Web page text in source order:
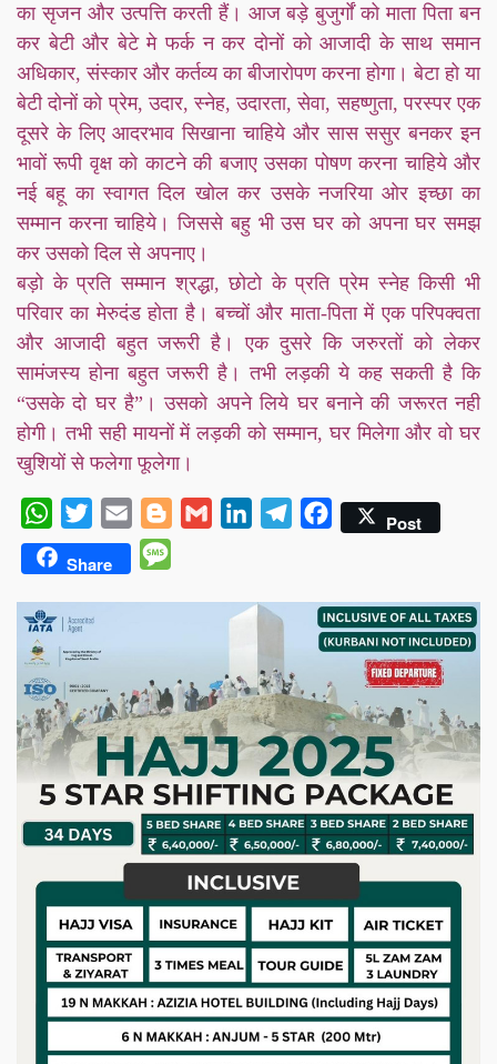
का सृजन और उत्पत्ति करती हैं। आज बड़े बुजुर्गों को माता पिता बन
कर बेटी और बेटे मे फर्क न कर दोनों को आजादी के साथ समान
अधिकार, संस्कार और कर्तव्य का बीजारोपण करना होगा। बेटा हो या
बेटी दोनों को प्रेम, उदार, स्नेह, उदारता, सेवा, सहष्णुता, परस्पर एक
दूसरे के लिए आदरभाव सिखाना चाहिये और सास ससुर बनकर इन
भावों रूपी वृक्ष को काटने की बजाए उसका पोषण करना चाहिये और
नई बहू का स्वागत दिल खोल कर उसके नजरिया ओर इच्छा का
सम्मान करना चाहिये। जिससे बहु भी उस घर को अपना घर समझ
कर उसको दिल से अपनाए।
बड़ो के प्रति सम्मान श्रद्धा, छोटो के प्रति प्रेम स्नेह किसी भी
परिवार का मेरुदंड होता है। बच्चों और माता-पिता में एक परिपक्वता
और आजादी बहुत जरूरी है। एक दुसरे कि जरुरतों को लेकर
सामंजस्य होना बहुत जरूरी है। तभी लड़की ये कह सकती है कि
“उसके दो घर है”। उसको अपने लिये घर बनाने की जरूरत नही
होगी। तभी सही मायनों में लड़की को सम्मान, घर मिलेगा और वो घर
खुशियों से फलेगा फूलेगा।
WhatsApp
Twitter Email BloggerGmail LinkedInTelegramFacebookPost
Share